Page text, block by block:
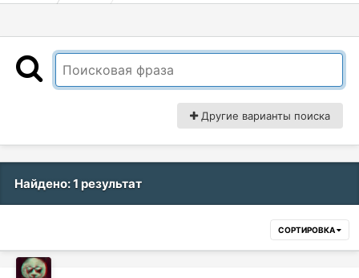
Другие варианты поиска
Найдено: 1 результат
СОРТИРОВКА